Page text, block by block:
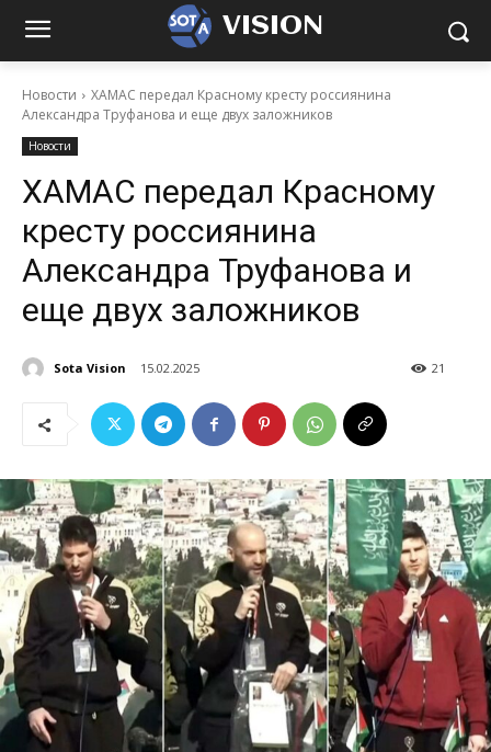
VISION
Новости
ХАМАС передал Красному кресту россиянина
Александра Труфанова и еще двух заложников
Новости
ХАМАС передал Красному
кресту россиянина
Александра Труфанова и
еще двух заложников
Sota Vision 15.02.2025 21